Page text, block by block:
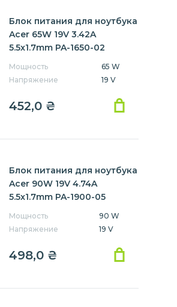
Блок питания для ноутбука
Acer 65W 19V 3.42A
5.5x1.7mm PA-1650-02
Мощность
65 W
Напряжение
19 V
452,0 ₴
Блок питания для ноутбука
Acer 90W 19V 4.74A
5.5x1.7mm PA-1900-05
Мощность
90 W
Напряжение
19 V
498,0 ₴